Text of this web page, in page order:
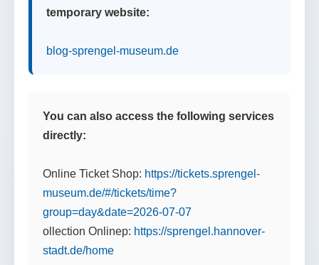
temporary website:
blog-sprengel-museum.de
You can also access the following services
directly:
Online Ticket Shop: https://tickets.sprengel-
museum.de/#/tickets/time?
group=day&date=2026-07-07
ollection Onlinep: https://sprengel.hannover-
stadt.de/home